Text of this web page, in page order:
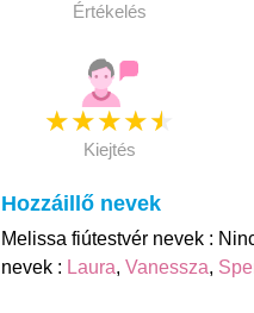
Értékelés
★★★★★
Kiejtés
Hozzáillő nevek
Melissa fiútestvér nevek :
nevek : Laura, Vanessza,